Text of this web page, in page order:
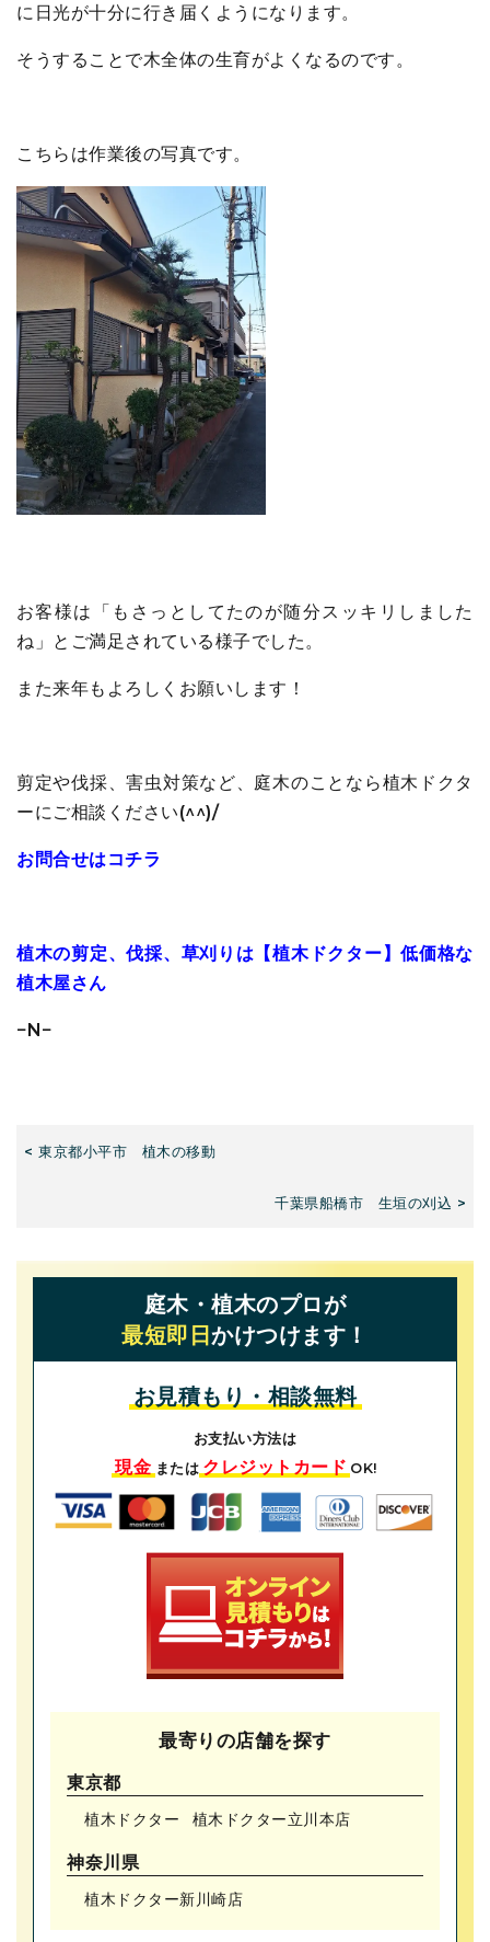
に日光が十分に行き届くようになります。
そうすることで木全体の生育がよくなるのです。
こちらは作業後の写真です。
お客様は「もさっとしてたのが随分スッキリしました
ね」とご満足されている様子でした。
また来年もよろしくお願いします！
剪定や伐採、害虫対策など、庭木のことなら植木ドクタ
ーにご相談ください(^^)/
お問合せはコチラ
植木の剪定、伐採、草刈りは【植木ドクター】低価格な
植木屋さん
−N−
< 東京都小平市 植木の移動
千葉県船橋市 生垣の刈込 >
庭木・植木のプロが
最短即日かけつけます！
お見積もり・相談無料
お支払い方法は
現金 または クレジットカード OK!
最寄りの店舗を探す
東京都
植木ドクター 植木ドクター⽴川本店
神奈川県
植木ドクター新川崎店